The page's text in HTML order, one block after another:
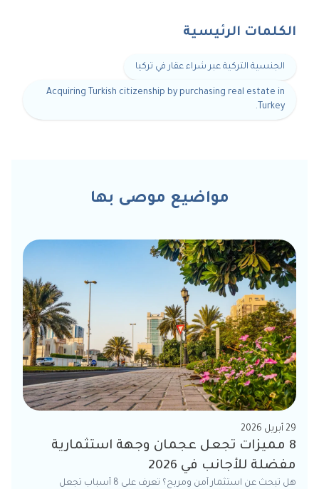
الكلمات الرئيسية
الجنسية التركية عبر شراء عقار في تركيا
Acquiring Turkish citizenship by purchasing real estate in
Turkey.
مواضيع موصى بها
29 أبريل 2026
8 مميزات تجعل عجمان وجهة استثمارية
مفضلة للأجانب في 2026
هل تبحث عن استثمار آمن ومربح؟ تعرف على 8 أسباب تجعل